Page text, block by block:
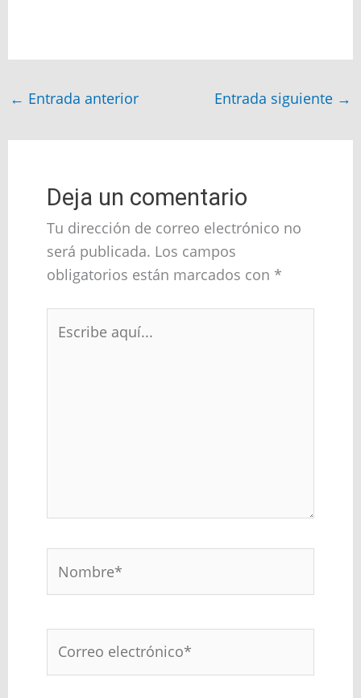
← Entrada anterior Entrada siguiente →
Deja un comentario
Tu dirección de correo electrónico no
será publicada. Los campos
obligatorios están marcados con *
aquí...
electrónico*